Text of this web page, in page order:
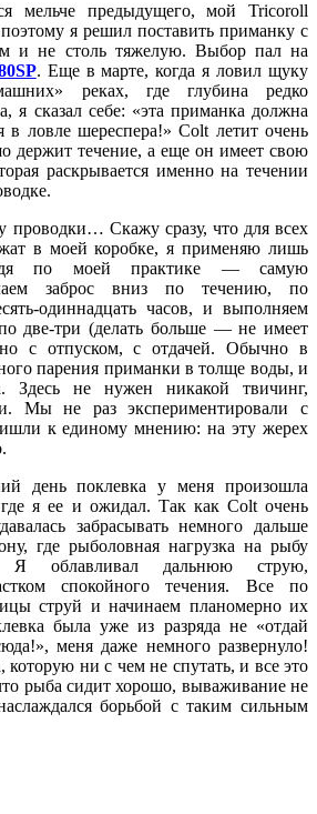
мельче предыдущего, мой Tricoroll
я решил поставить приманку с
и не столь тяжелую. Выбор пал на
. Еще в марте, когда я ловил щуку
реках, где глубина редко
я сказал себе: «эта приманка должна
в ловле шереспера!» Colt летит очень
держит течение, а еще он имеет свою
раскрывается именно на течении
проводки… Скажу сразу, что для всех
в моей коробке, я применяю лишь
по моей практике — самую
заброс вниз по течению, по
одиннадцать часов, и выполняем
две-три (делать больше — не имеет
с отпуском, с отдачей. Обычно в
парения приманки в толще воды, и
Здесь не нужен никакой твичинг,
Мы не раз экспериментировали с
к единому мнению: на эту жерех
день поклевка у меня произошла
я ее и ожидал. Так как Colt очень
забрасывать немного дальше
где рыболовная нагрузка на рыбу
Я облавливал дальнюю струю,
спокойного течения. Все по
струй и начинаем планомерно их
была уже из разряда не «отдай
меня даже немного развернуло!
которую ни с чем не спутать, и все это
рыба сидит хорошо, вываживание не
борьбой с таким сильным